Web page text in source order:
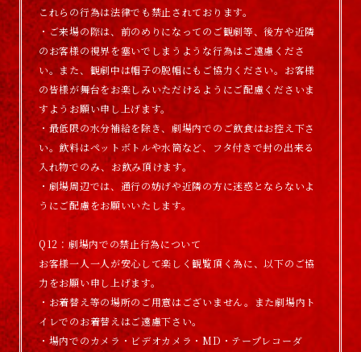
これらの行為は法律でも禁止されております。
・ご来場の際は、前のめりになってのご観劇等、後方や近隣
のお客様の視界を塞いでしまうような行為はご遠慮くださ
い。また、観劇中は帽子の脱帽にもご協力ください。お客様
の皆様が舞台をお楽しみいただけるようにご配慮くださいま
すようお願い申し上げます。
・最低限の水分補給を除き、劇場内でのご飲食はお控え下さ
い。飲料はペットボトルや水筒など、フタ付きで封の出来る
入れ物でのみ、お飲み頂けます。
・劇場周辺では、通行の妨げや近隣の方に迷惑とならないよ
うにご配慮をお願いいたします。
Q12：劇場内での禁止行為について
お客様一人一人が安心して楽しく観覧頂く為に、以下のご協
力をお願い申し上げます。
・お着替え等の場所のご用意はございません。また劇場内ト
イレでのお着替えはご遠慮下さい。
・場内でのカメラ・ビデオカメラ・MD・テープレコーダ